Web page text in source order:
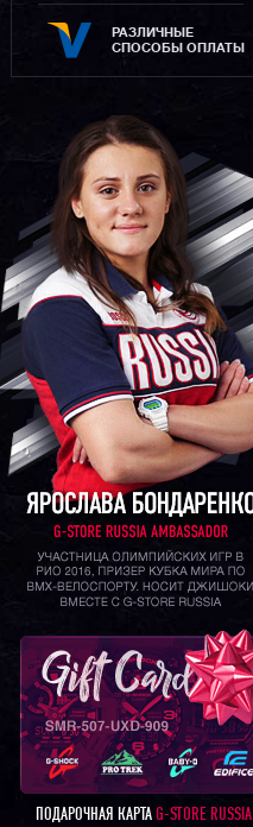
РАЗЛИЧНЫЕ
СПОСОБЫ ОПЛАТЫ
ПОДАРОЧНАЯ КАРТА G-STORE RUSSIA